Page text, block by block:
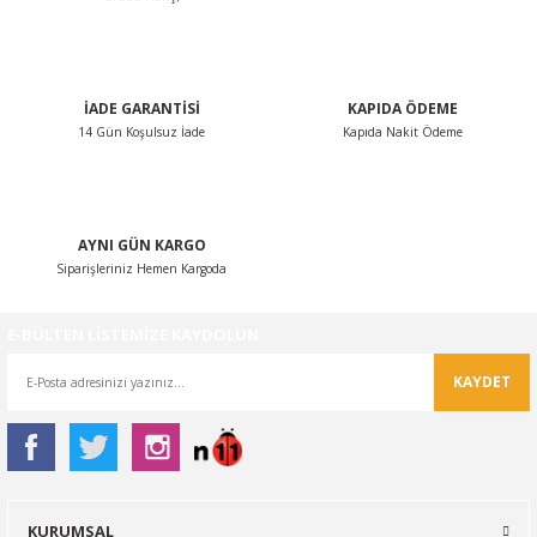
İADE GARANTİSİ
14 Gün Koşulsuz İade
KAPIDA ÖDEME
Kapıda Nakit Ödeme
AYNI GÜN KARGO
Siparişleriniz Hemen Kargoda
KAYDET
KURUMSAL